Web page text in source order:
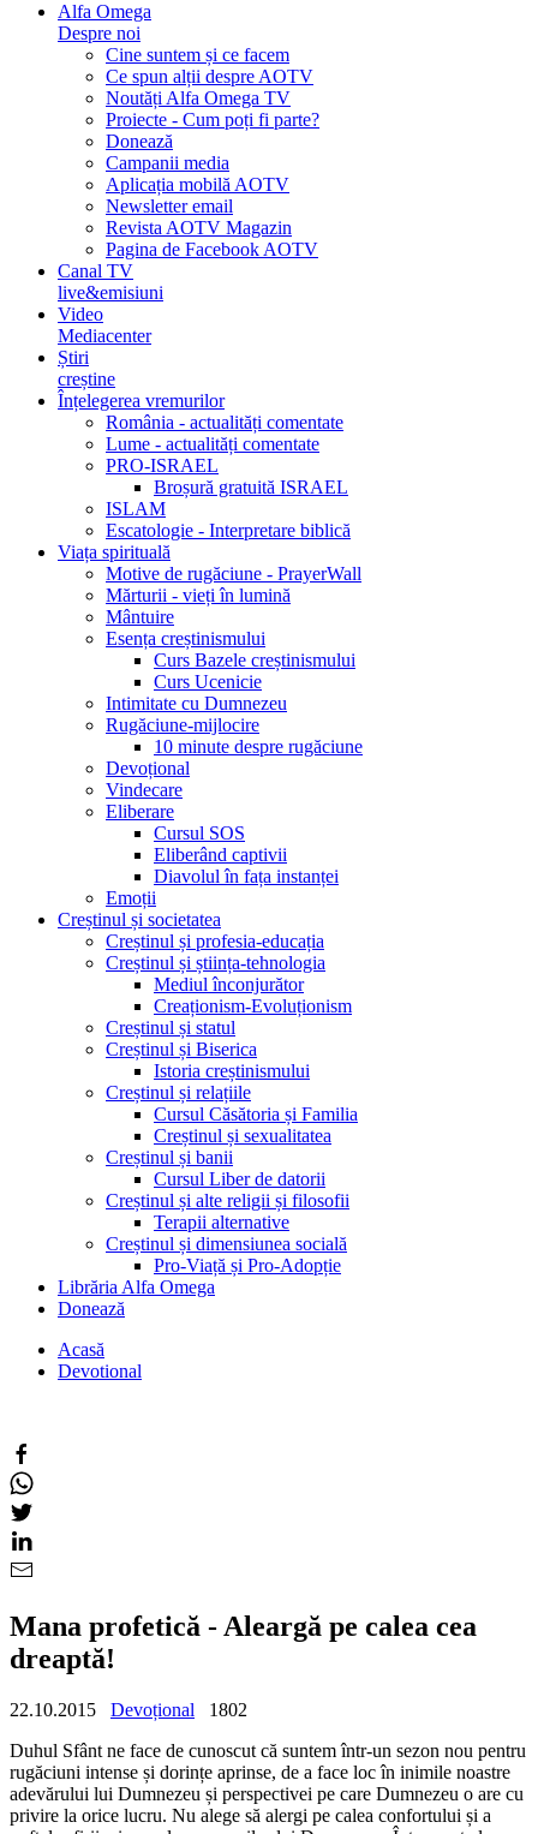
Alfa Omega
Despre noi
Cine suntem și ce facem
Ce spun alții despre AOTV
Noutăți Alfa Omega TV
Proiecte - Cum poți fi parte?
Donează
Campanii media
Aplicația mobilă AOTV
Newsletter email
Revista AOTV Magazin
Pagina de Facebook AOTV
Canal TV
live&emisiuni
Video
Mediacenter
Știri
creștine
Înțelegerea vremurilor
România - actualități comentate
Lume - actualități comentate
PRO-ISRAEL
Broșură gratuită ISRAEL
ISLAM
Escatologie - Interpretare biblică
Viața spirituală
Motive de rugăciune - PrayerWall
Mărturii - vieți în lumină
Mântuire
Esența creștinismului
Curs Bazele creștinismului
Curs Ucenicie
Intimitate cu Dumnezeu
Rugăciune-mijlocire
10 minute despre rugăciune
Devoțional
Vindecare
Eliberare
Cursul SOS
Eliberând captivii
Diavolul în fața instanței
Emoții
Creștinul și societatea
Creștinul și profesia-educația
Creștinul și știința-tehnologia
Mediul înconjurător
Creaționism-Evoluționism
Creștinul și statul
Creștinul și Biserica
Istoria creștinismului
Creștinul și relațiile
Cursul Căsătoria și Familia
Creștinul și sexualitatea
Creștinul și banii
Cursul Liber de datorii
Creștinul și alte religii și filosofii
Terapii alternative
Creștinul și dimensiunea socială
Pro-Viață și Pro-Adopție
Librăria Alfa Omega
Donează
Acasă
Devotional
Mana profetică - Aleargă pe calea cea
dreaptă!
22.10.2015 Devoțional
1802
Duhul Sfânt ne face de cunoscut că suntem într-un sezon nou pentru
rugăciuni intense și dorințe aprinse, de a face loc în inimile noastre
adevărului lui Dumnezeu și perspectivei pe care Dumnezeu o are cu
privire la orice lucru. Nu alege să alergi pe calea confortului și a